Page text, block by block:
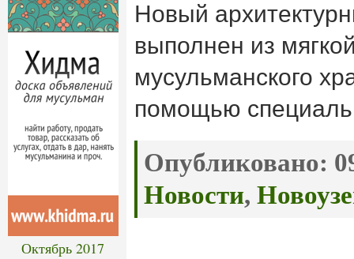
Октябрь 2017
Новый
выполнен из
мусульманского
помощью
Опубликовано:
Новости,